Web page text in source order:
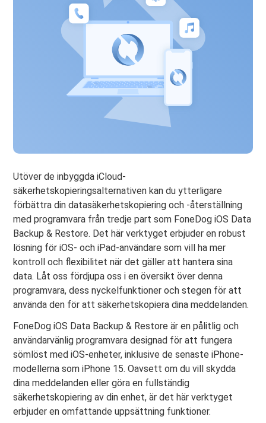
Utöver de inbyggda iCloud-
säkerhetskopieringsalternativen kan du ytterligare
förbättra din datasäkerhetskopiering och -återställning
med programvara från tredje part som FoneDog iOS Data
Backup & Restore. Det här verktyget erbjuder en robust
lösning för iOS- och iPad-användare som vill ha mer
kontroll och flexibilitet när det gäller att hantera sina
data. Låt oss fördjupa oss i en översikt över denna
programvara, dess nyckelfunktioner och stegen för att
använda den för att säkerhetskopiera dina meddelanden.
FoneDog iOS Data Backup & Restore är en pålitlig och
användarvänlig programvara designad för att fungera
sömlöst med iOS-enheter, inklusive de senaste iPhone-
modellerna som iPhone 15. Oavsett om du vill skydda
dina meddelanden eller göra en fullständig
säkerhetskopiering av din enhet, är det här verktyget
erbjuder en omfattande uppsättning funktioner.